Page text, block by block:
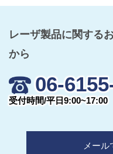
レーザ製品に関する
から
06-
受付時間/平日9:00~17:00
メー